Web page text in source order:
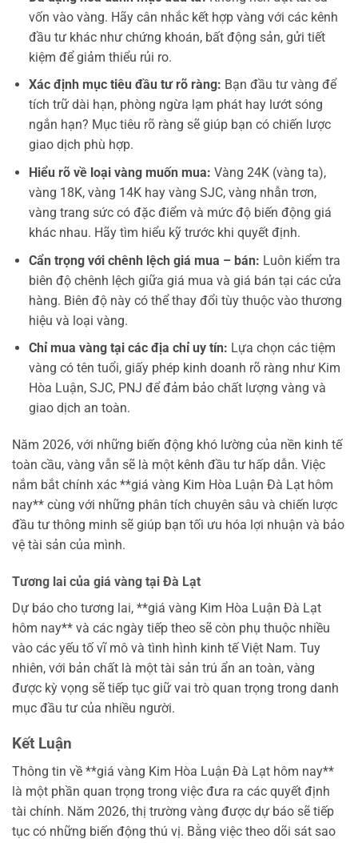
vốn vào vàng. Hãy cân nhắc kết hợp vàng với các kênh
đầu tư khác như chứng khoán, bất động sản, gửi tiết
kiệm để giảm thiểu rủi ro.
Xác định mục tiêu đầu tư rõ ràng: Bạn đầu tư vàng để
tích trữ dài hạn, phòng ngừa lạm phát hay lướt sóng
ngắn hạn? Mục tiêu rõ ràng sẽ giúp bạn có chiến lược
giao dịch phù hợp.
Hiểu rõ về loại vàng muốn mua: Vàng 24K (vàng ta),
vàng 18K, vàng 14K hay vàng SJC, vàng nhẫn trơn,
vàng trang sức có đặc điểm và mức độ biến động giá
khác nhau. Hãy tìm hiểu kỹ trước khi quyết định.
Cẩn trọng với chênh lệch giá mua – bán: Luôn kiểm tra
biên độ chênh lệch giữa giá mua và giá bán tại các cửa
hàng. Biên độ này có thể thay đổi tùy thuộc vào thương
hiệu và loại vàng.
Chỉ mua vàng tại các địa chỉ uy tín: Lựa chọn các tiệm
vàng có tên tuổi, giấy phép kinh doanh rõ ràng như Kim
Hòa Luận, SJC, PNJ để đảm bảo chất lượng vàng và
giao dịch an toàn.
Năm 2026, với những biến động khó lường của nền kinh tế
toàn cầu, vàng vẫn sẽ là một kênh đầu tư hấp dẫn. Việc
nắm bắt chính xác **giá vàng Kim Hòa Luận Đà Lạt hôm
nay** cùng với những phân tích chuyên sâu và chiến lược
đầu tư thông minh sẽ giúp bạn tối ưu hóa lợi nhuận và bảo
vệ tài sản của mình.
Tương lai của giá vàng tại Đà Lạt
Dự báo cho tương lai, **giá vàng Kim Hòa Luận Đà Lạt
hôm nay** và các ngày tiếp theo sẽ còn phụ thuộc nhiều
vào các yếu tố vĩ mô và tình hình kinh tế Việt Nam. Tuy
nhiên, với bản chất là một tài sản trú ẩn an toàn, vàng
được kỳ vọng sẽ tiếp tục giữ vai trò quan trọng trong danh
mục đầu tư của nhiều người.
Kết Luận
Thông tin về **giá vàng Kim Hòa Luận Đà Lạt hôm nay**
là một phần quan trọng trong việc đưa ra các quyết định
tài chính. Năm 2026, thị trường vàng được dự báo sẽ tiếp
tục có những biến động thú vị. Bằng việc theo dõi sát sao